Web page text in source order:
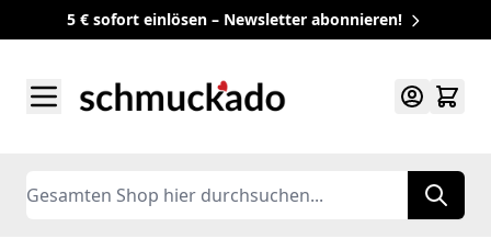
5 € sofort einlösen – Newsletter abonnieren!
Search